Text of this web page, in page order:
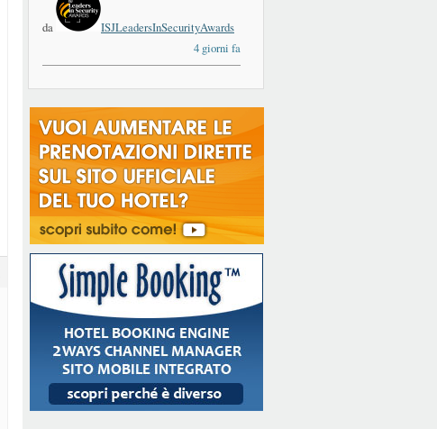
da
ISJLeadersInSecurityAwards
4 giorni fa